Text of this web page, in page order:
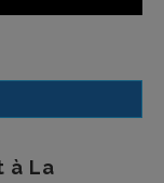
à La